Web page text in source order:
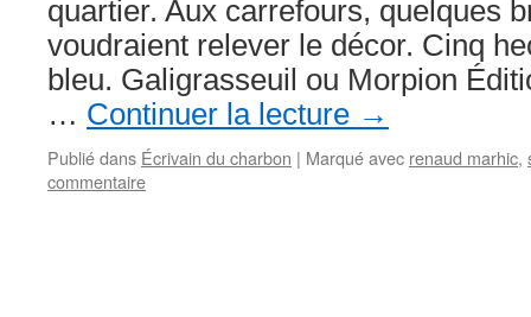
quartier. Aux carrefours, quelques
voudraient relever le décor. Cinq
bleu. Galigrasseuil ou Morpion
… Continuer la lecture →
Publié dans Écrivain du charbon | Marqué avec renaud marhic,
commentaire